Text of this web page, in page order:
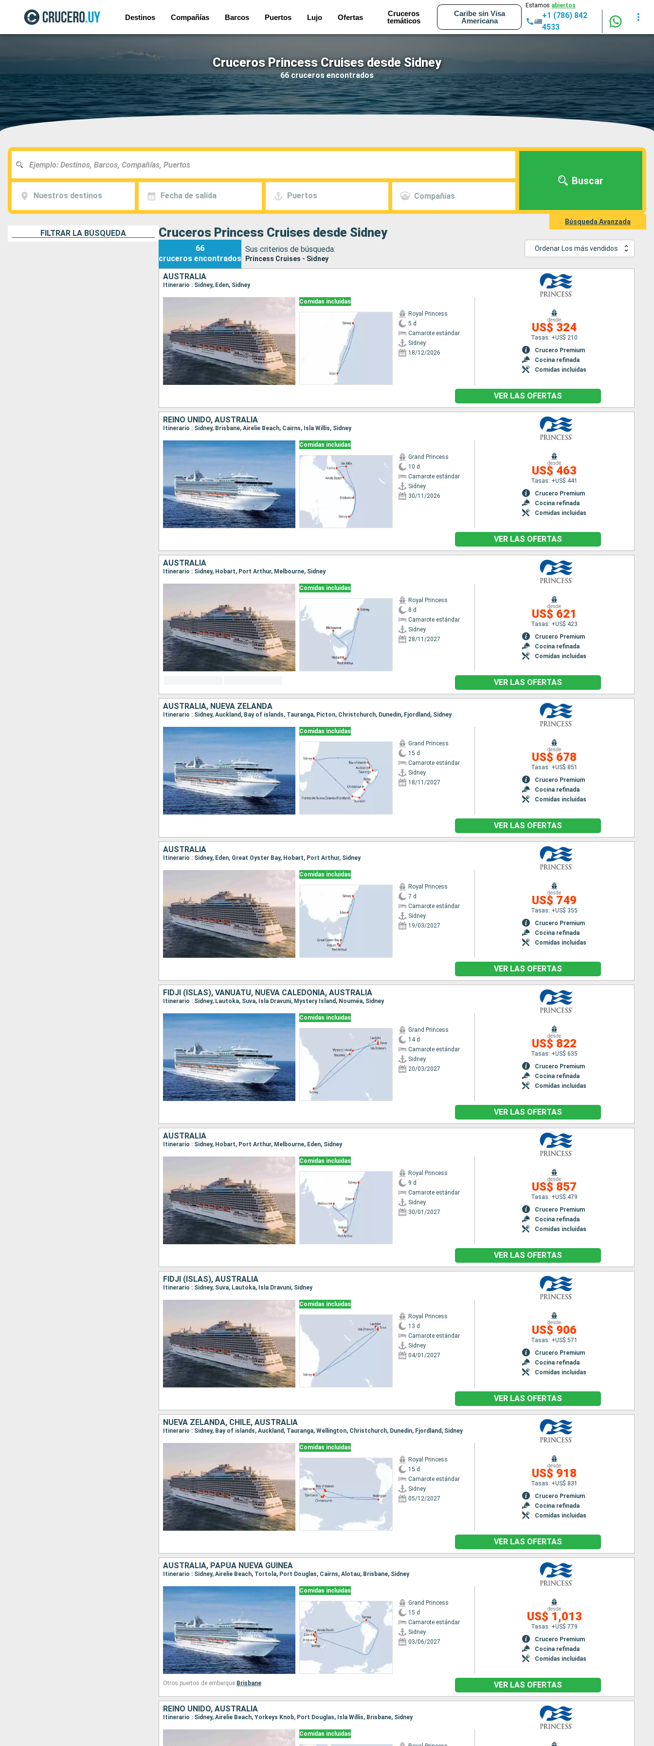
Destinos Compañías Barcos Puertos Lujo Ofertas
Cruceros
temáticos
Caribe sin Visa
Americana
Estamos abiertos
+1 (786) 842
4533
Cruceros Princess Cruises desde Sidney
66 cruceros encontrados
Nuestros destinos Fecha de salida Puertos Compañías
Buscar
Búsqueda Avanzada
FILTRAR LA BÚSQUEDA Cruceros Princess Cruises desde Sidney
66
cruceros encontrados
Sus criterios de búsqueda:
Princess Cruises - Sidney
Ordenar Los más vendidos
AUSTRALIA
Itinerario : Sidney, Eden, Sidney
Comidas incluidas
Royal Princess
5 d
Camarote estándar
Sidney
18/12/2026
desde
US$ 324
Tasas: +US$ 210
Crucero Premium
Cocina refinada
Comidas incluidas
VER LAS OFERTAS
REINO UNIDO, AUSTRALIA
Itinerario : Sidney, Brisbane, Airelie Beach, Cairns, Isla Willis, Sidney
Comidas incluidas
Grand Princess
10 d
Camarote estándar
Sidney
30/11/2026
desde
US$ 463
Tasas: +US$ 441
Crucero Premium
Cocina refinada
Comidas incluidas
VER LAS OFERTAS
AUSTRALIA
Itinerario : Sidney, Hobart, Port Arthur, Melbourne, Sidney
Comidas incluidas
Royal Princess
8 d
Camarote estándar
Sidney
28/11/2027
desde
US$ 621
Tasas: +US$ 423
Crucero Premium
Cocina refinada
Comidas incluidas
VER LAS OFERTAS
AUSTRALIA, NUEVA ZELANDA
Itinerario : Sidney, Auckland, Bay of islands, Tauranga, Picton, Christchurch, Dunedin, Fjordland, Sidney
Comidas incluidas
Grand Princess
15 d
Camarote estándar
Sidney
18/11/2027
desde
US$ 678
Tasas: +US$ 851
Crucero Premium
Cocina refinada
Comidas incluidas
VER LAS OFERTAS
AUSTRALIA
Itinerario : Sidney, Eden, Great Oyster Bay, Hobart, Port Arthur, Sidney
Comidas incluidas
Royal Princess
7 d
Camarote estándar
Sidney
19/03/2027
desde
US$ 749
Tasas: +US$ 355
Crucero Premium
Cocina refinada
Comidas incluidas
VER LAS OFERTAS
FIDJI (ISLAS), VANUATU, NUEVA CALEDONIA, AUSTRALIA
Itinerario : Sidney, Lautoka, Suva, Isla Dravuni, Mystery Island, Nouméa, Sidney
Comidas incluidas
Grand Princess
14 d
Camarote estándar
Sidney
20/03/2027
desde
US$ 822
Tasas: +US$ 635
Crucero Premium
Cocina refinada
Comidas incluidas
VER LAS OFERTAS
AUSTRALIA
Itinerario : Sidney, Hobart, Port Arthur, Melbourne, Eden, Sidney
Comidas incluidas
Royal Princess
9 d
Camarote estándar
Sidney
30/01/2027
desde
US$ 857
Tasas: +US$ 479
Crucero Premium
Cocina refinada
Comidas incluidas
VER LAS OFERTAS
FIDJI (ISLAS), AUSTRALIA
Itinerario : Sidney, Suva, Lautoka, Isla Dravuni, Sidney
Comidas incluidas
Royal Princess
13 d
Camarote estándar
Sidney
04/01/2027
desde
US$ 906
Tasas: +US$ 571
Crucero Premium
Cocina refinada
Comidas incluidas
VER LAS OFERTAS
NUEVA ZELANDA, CHILE, AUSTRALIA
Itinerario : Sidney, Bay of islands, Auckland, Tauranga, Wellington, Christchurch, Dunedin, Fjordland, Sidney
Comidas incluidas
Royal Princess
15 d
Camarote estándar
Sidney
05/12/2027
desde
US$ 918
Tasas: +US$ 831
Crucero Premium
Cocina refinada
Comidas incluidas
VER LAS OFERTAS
AUSTRALIA, PAPÚA NUEVA GUINEA
Itinerario : Sidney, Airelie Beach, Tortola, Port Douglas, Cairns, Alotau, Brisbane, Sidney
Comidas incluidas
Grand Princess
15 d
Camarote estándar
Sidney
03/06/2027
desde
US$ 1,013
Tasas: +US$ 779
Crucero Premium
Cocina refinada
Comidas incluidas
Otros puertos de embarque: Brisbane VER LAS OFERTAS
REINO UNIDO, AUSTRALIA
Itinerario : Sidney, Airelie Beach, Yorkeys Knob, Port Douglas, Isla Willis, Brisbane, Sidney
Comidas incluidas